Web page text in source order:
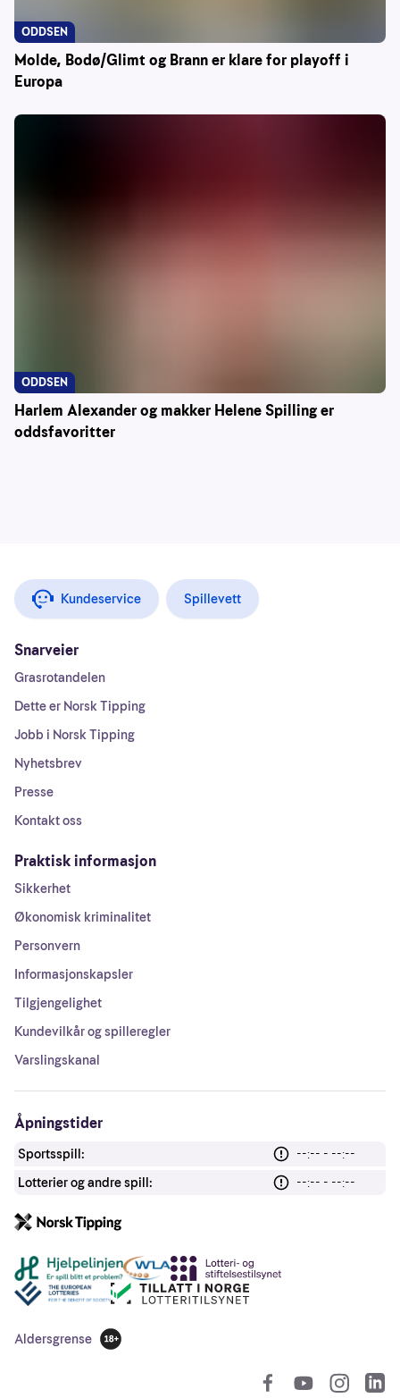
Molde, Bodø/Glimt og Brann er klare for playoff i
Europa
ODDSEN
Harlem Alexander og makker Helene Spilling er
oddsfavoritter
ODDSEN
Kundeservice Spillevett
Snarveier
Grasrotandelen
Dette er Norsk Tipping
Jobb i Norsk Tipping
Nyhetsbrev
Presse
Kontakt oss
Praktisk informasjon
Sikkerhet
Økonomisk kriminalitet
Personvern
Informasjonskapsler
Tilgjengelighet
Kundevilkår og spilleregler
Varslingskanal
Åpningstider
Sportsspill:
--:-- - --:--
Lotterier og andre spill:
--:-- - --:--
Andre lenker
Aldersgrense
18 år